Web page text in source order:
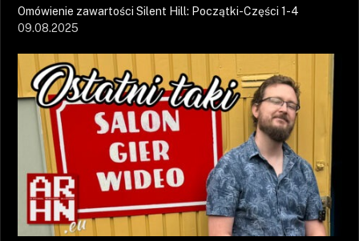
Omówienie zawartości Silent Hill: Początki-Części 1-4
09.08.2025